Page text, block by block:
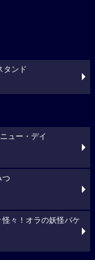
タンド
ュー・デイ
つ
々！オラの妖怪バケ